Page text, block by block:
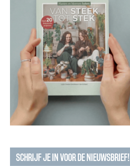
SCHRIJF JE IN VOOR DE NIEUWSBRIEF!